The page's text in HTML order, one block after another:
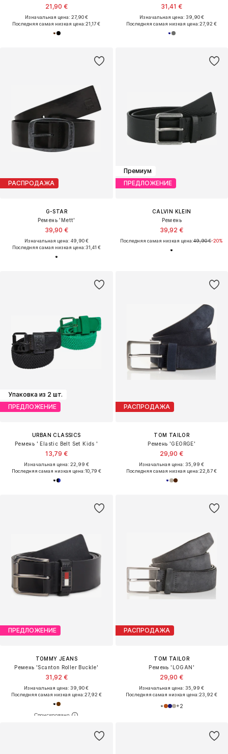
21,90 €
Изначальная цена: 27,90 €
Последняя самая низкая цена:21,17 €
31,41 €
Изначальная цена: 39,90 €
Последняя самая низкая цена:27,92 €
РАСПРОДАЖА
G-STAR
Ремень 'Mett'
39,90 €
Изначальная цена: 49,90 €
Последняя самая низкая цена:31,41 €
Премиум
ПРЕДЛОЖЕНИЕ
CALVIN KLEIN
Ремень
39,92 €
Последняя самая низкая цена:49,90 €-20%
Упаковка из 2 шт.
ПРЕДЛОЖЕНИЕ
URBAN CLASSICS
Ремень ' Elastic Belt Set Kids '
13,79 €
Изначальная цена: 22,99 €
Последняя самая низкая цена:10,79 €
РАСПРОДАЖА
TOM TAILOR
Ремень 'GEORGE'
29,90 €
Изначальная цена: 35,99 €
Последняя самая низкая цена:22,87 €
ПРЕДЛОЖЕНИЕ
TOMMY JEANS
Ремень 'Scanton Roller Buckle'
31,92 €
Изначальная цена: 39,90 €
Последняя самая низкая цена:27,92 €
РАСПРОДАЖА
TOM TAILOR
Ремень 'LOGAN'
29,90 €
Изначальная цена: 35,99 €
Последняя самая низкая цена:23,92 €
+2